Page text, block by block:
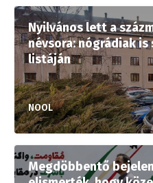
Nyilvános lett a
névsora: nógrádiak is
listáján
NOOL
Megdöbbentő